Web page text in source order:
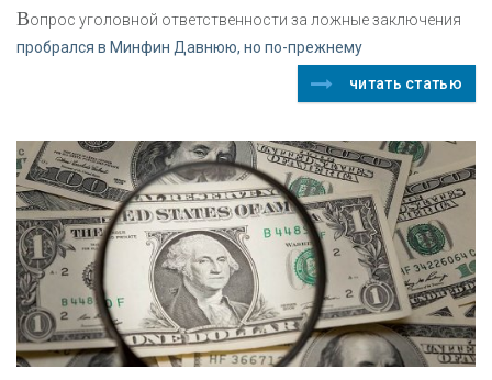
Вопрос уголовной ответственности за ложные заключения
пробрался в Минфин Давнюю, но по-прежнему
читать статью